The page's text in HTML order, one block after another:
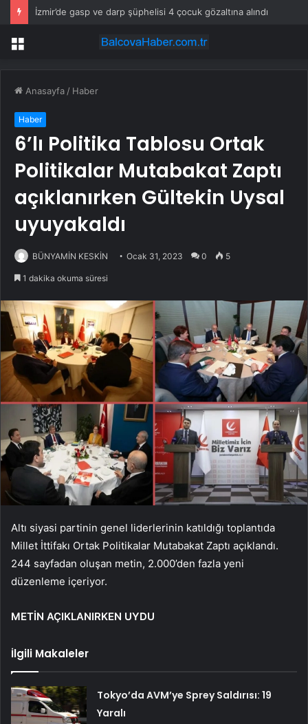
İzmir’de gasp ve darp şüphelisi 4 çocuk gözaltına alındı
Menü
Anasayfa / Haber
Haber
6’lı Politika Tablosu Ortak
Politikalar Mutabakat Zaptı
açıklanırken Gültekin Uysal
uyuyakaldı
BÜNYAMİN KESKİN Ocak 31, 2023 0 5
1 dakika okuma süresi
Altı siyasi partinin genel liderlerinin katıldığı toplantıda
Millet İttifakı Ortak Politikalar Mutabakat Zaptı açıklandı.
244 sayfadan oluşan metin, 2.000’den fazla yeni
düzenleme içeriyor.
METİN AÇIKLANIRKEN UYDU
İlgili Makaleler
Tokyo’da AVM’ye Sprey Saldırısı: 19
Yaralı